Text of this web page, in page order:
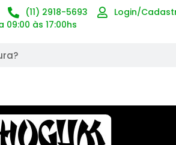
(11) 2918-5693
Login/
09:00 às 17:00hs